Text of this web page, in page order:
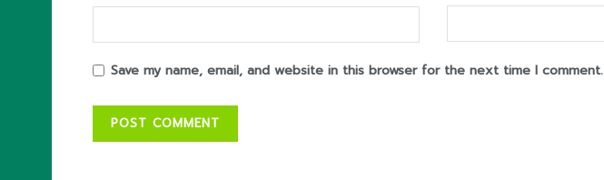
Save my name, email, and website in this browser for the next time I comment.